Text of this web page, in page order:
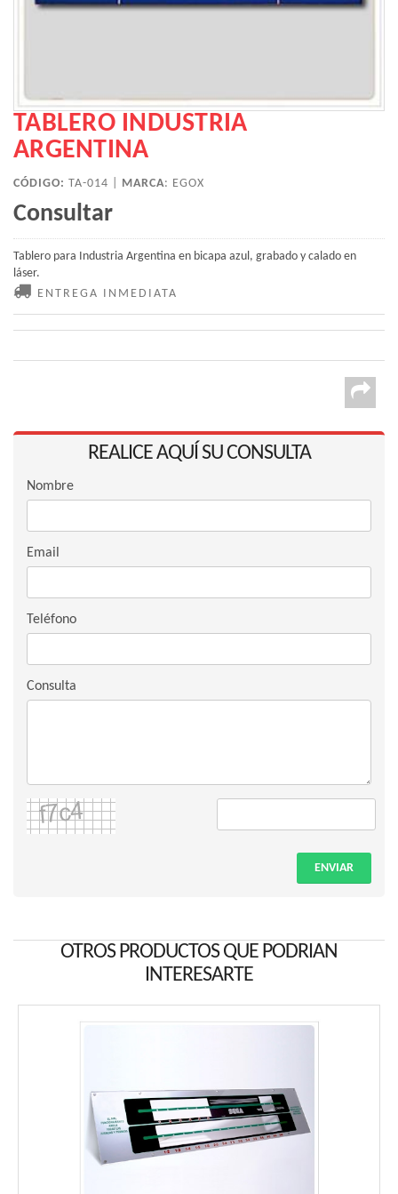
TABLERO INDUSTRIA
ARGENTINA
CÓDIGO: TA-014 | MARCA: EGOX
Consultar
Tablero para Industria Argentina en bicapa azul, grabado y calado en
láser.
ENTREGA INMEDIATA
REALICE AQUÍ SU CONSULTA
Nombre
Email
Teléfono
Consulta
ENVIAR
OTROS PRODUCTOS QUE PODRIAN
INTERESARTE